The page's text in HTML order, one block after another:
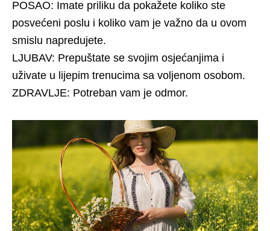
POSAO: Imate priliku da pokažete koliko ste
posvećeni poslu i koliko vam je važno da u ovom
smislu napredujete.
LJUBAV: Prepuštate se svojim osjećanjima i
uživate u lijepim trenucima sa voljenom osobom.
ZDRAVLJE: Potreban vam je odmor.